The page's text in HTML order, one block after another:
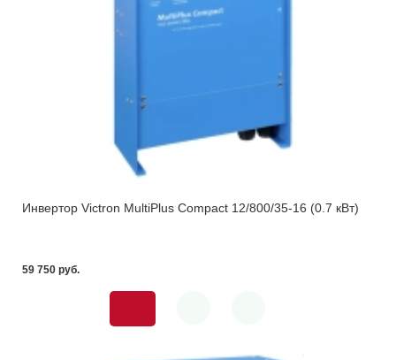
Инвертор Victron MultiPlus Compact 12/800/35-16 (0.7 кВт)
59 750 pуб.